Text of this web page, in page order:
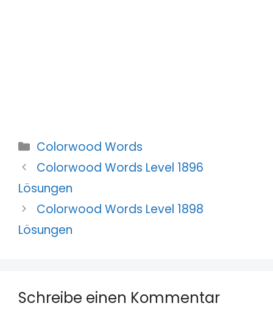
Kategorien
Colorwood Words
Colorwood Words Level 1896
Lösungen
Colorwood Words Level 1898
Lösungen
Schreibe einen Kommentar